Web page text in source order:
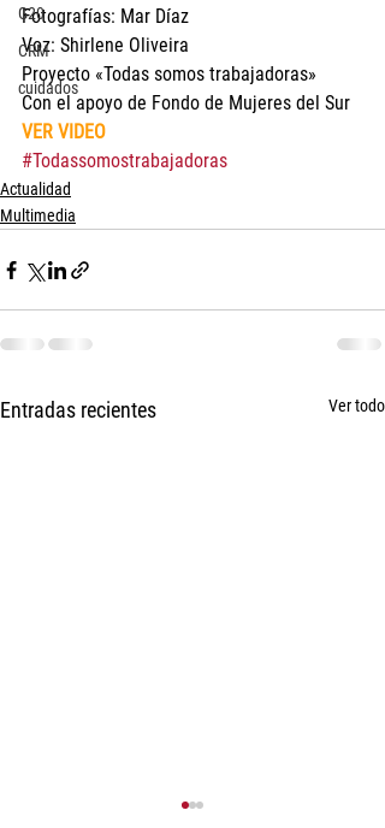
G20
CRM
cuidados
Fotografías: Mar Díaz
Voz: Shirlene Oliveira
Proyecto «Todas somos trabajadoras»
Con el apoyo de Fondo de Mujeres del Sur
VER VIDEO
#Todassomostrabajadoras
Actualidad
Multimedia
Entradas recientes Ver todo